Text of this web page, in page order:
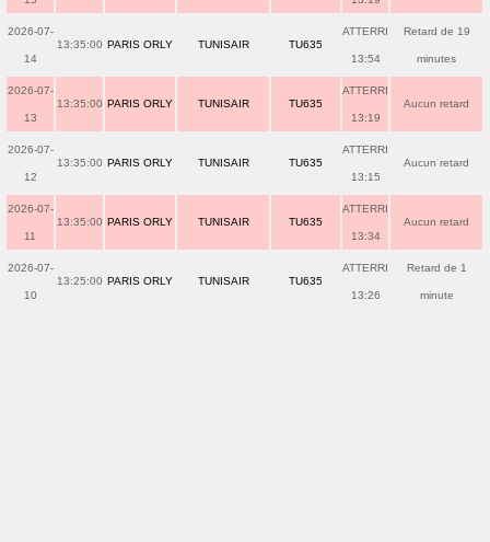
2026-07-
14
13:35:00 PARIS ORLY TUNISAIR TU635
ATTERRI
13:54
Retard de 19
minutes
2026-07-
13
13:35:00 PARIS ORLY TUNISAIR TU635
ATTERRI
13:19
Aucun retard
2026-07-
12
13:35:00 PARIS ORLY TUNISAIR TU635
ATTERRI
13:15
Aucun retard
2026-07-
11
13:35:00 PARIS ORLY TUNISAIR TU635
ATTERRI
13:34
Aucun retard
2026-07-
10
13:25:00 PARIS ORLY TUNISAIR TU635
ATTERRI
13:26
Retard de 1
minute